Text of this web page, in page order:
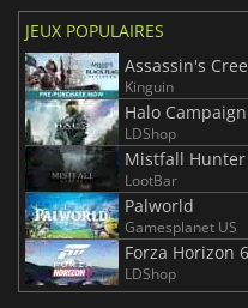
JEUX POPULAIRES
Assassin's
Kinguin
Halo
LDShop
Mistfall Hunter
LootBar
Palworld
Gamesplanet US
Forza Horizon 6
LDShop